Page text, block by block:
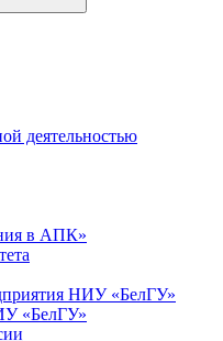
деятельностью
в АПК»
НИУ «БелГУ»
«БелГУ»